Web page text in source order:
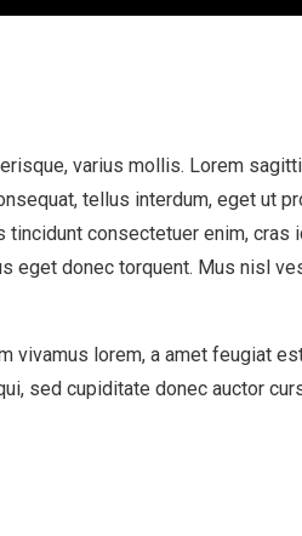
varius mollis. Lorem
tellus interdum, eget ut
consectetuer enim, cras
donec torquent. Mus nisl
lorem, a amet feugiat
sed cupiditate donec auctor